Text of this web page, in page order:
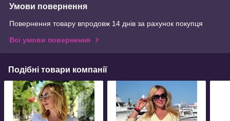
Умови повернення
Повернення товару впродовж 14 днів за рахунок покупця
Всі умови повернення
Подібні товари компанії